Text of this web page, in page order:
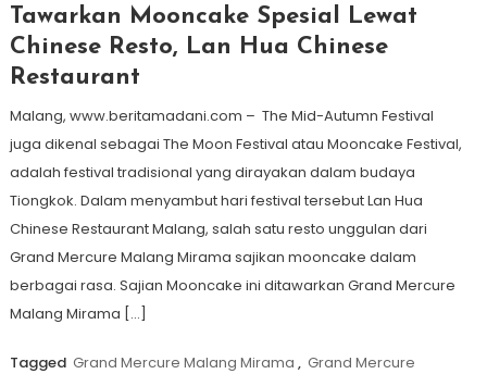
Tawarkan Mooncake Spesial Lewat
Chinese Resto, Lan Hua Chinese
Restaurant
Malang, www.beritamadani.com – The Mid-Autumn Festival
juga dikenal sebagai The Moon Festival atau Mooncake Festival,
adalah festival tradisional yang dirayakan dalam budaya
Tiongkok. Dalam menyambut hari festival tersebut Lan Hua
Chinese Restaurant Malang, salah satu resto unggulan dari
Grand Mercure Malang Mirama sajikan mooncake dalam
berbagai rasa. Sajian Mooncake ini ditawarkan Grand Mercure
Malang Mirama […]
Tagged Grand Mercure Malang Mirama , Grand Mercure